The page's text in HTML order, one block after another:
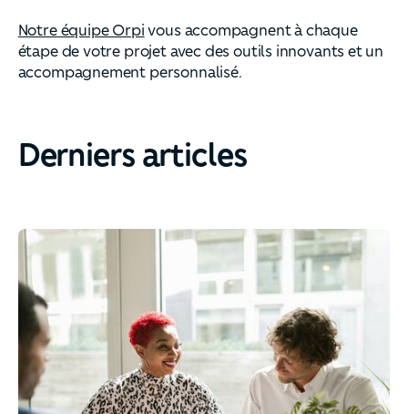
Notre équipe Orpivous accompagnent à chaque
étape de votre projet avec des outils innovants et un
accompagnement personnalisé.
Derniers articles